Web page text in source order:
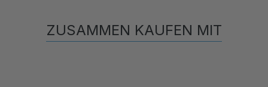
ZUSAMMEN KAUFEN MIT